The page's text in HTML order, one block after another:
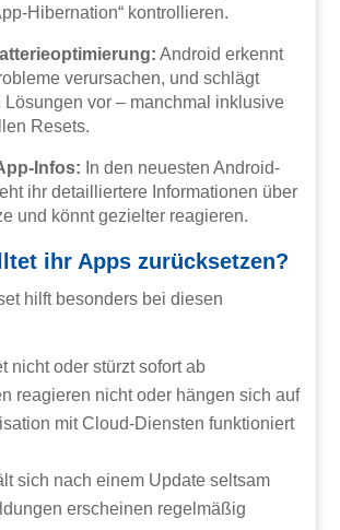
Hibernation“ kontrollieren.
Android erkennt
verursachen, und schlägt
Lösungen vor – manchmal inklusive
Resets.
Infos: In den neuesten Android-
ihr detailliertere Informationen über
und könnt gezielter reagieren.
ihr Apps zurücksetzen?
hilft besonders bei diesen
nicht oder stürzt sofort ab
reagieren nicht oder hängen sich auf
mit Cloud-Diensten funktioniert
sich nach einem Update seltsam
erscheinen regelmäßig